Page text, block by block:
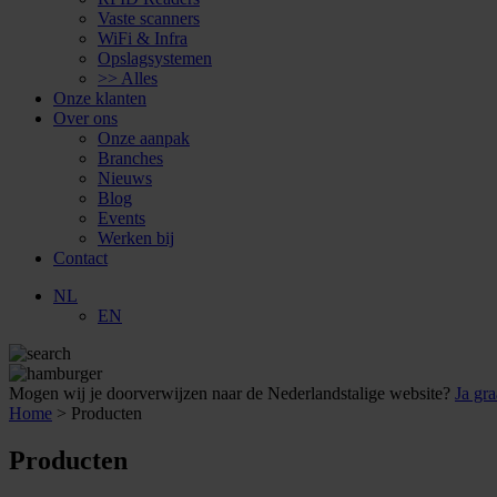
Vaste scanners
WiFi & Infra
Opslagsystemen
>> Alles
Onze klanten
Over ons
Onze aanpak
Branches
Nieuws
Blog
Events
Werken bij
Contact
NL
EN
Mogen wij je doorverwijzen naar de Nederlandstalige website? Ja
Home > Producten
Producten